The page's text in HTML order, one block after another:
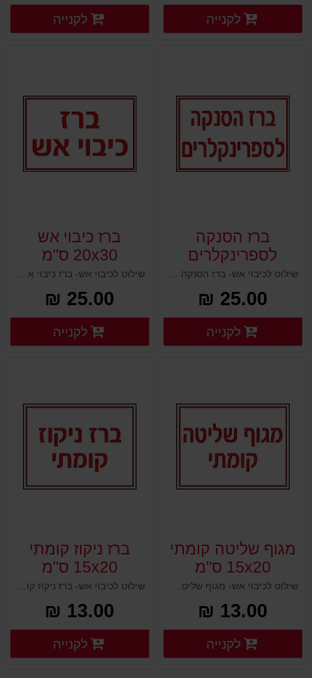
פרטים נוספים פרטים נוספים לקנייה פרטים נוספים
לקנייה
ברז הסנקה
לספרינקלרים
15x20 ס"מ
25.00 ₪
פרטים נוספים פרטים נוספים לקנייה
ברז כיבוי אש
20x30 ס"מ
25.00 ₪
פרטים נוספים
לקנייה
מגוף שליטה קומתי
15x20 ס"מ
שילוט לכיבוי אש- מגוף שליטה קומתי 15x20 ס"מ
13.00 ₪
פרטים נוספים פרטים נוספים לקנייה
ברז ניקוז קומתי
15x20 ס"מ
שילוט לכיבוי אש- ברז ניקוז קומתי 15x20 ס"מ
13.00 ₪
פרטים נוספים
לקנייה